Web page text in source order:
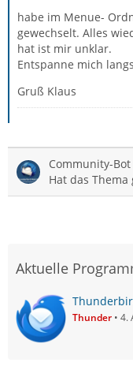
habe im Menue-
gewechselt. Alles
hat ist mir unklar.
Entspanne mich
Gruß Klaus
Community-Bot
Hat das Thema
Aktuelle
Thunder 4.